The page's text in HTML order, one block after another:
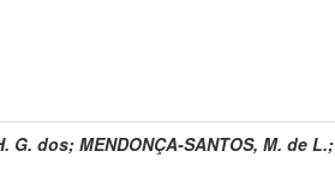
G. dos; MENDONÇA-SANTOS, M. de L.;